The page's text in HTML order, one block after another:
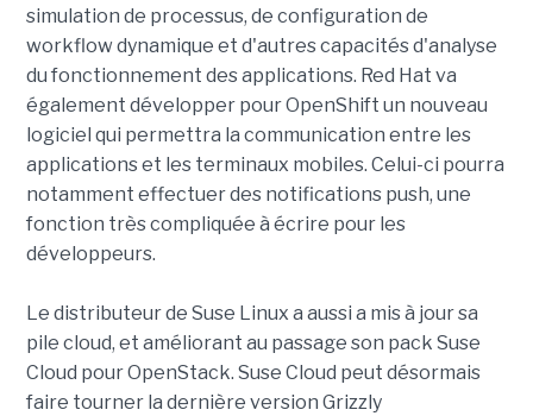
simulation de processus, de configuration de
workflow dynamique et d'autres capacités d'analyse
du fonctionnement des applications. Red Hat va
également développer pour OpenShift un nouveau
logiciel qui permettra la communication entre les
applications et les terminaux mobiles. Celui-ci pourra
notamment effectuer des notifications push, une
fonction très compliquée à écrire pour les
développeurs.
Le distributeur de Suse Linux a aussi a mis à jour sa
pile cloud, et améliorant au passage son pack Suse
Cloud pour OpenStack. Suse Cloud peut désormais
faire tourner la dernière version Grizzly